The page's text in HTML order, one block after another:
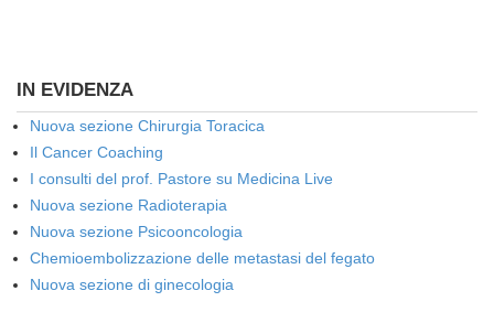
IN EVIDENZA
Nuova sezione Chirurgia Toracica
Il Cancer Coaching
I consulti del prof. Pastore su Medicina Live
Nuova sezione Radioterapia
Nuova sezione Psicooncologia
Chemioembolizzazione delle metastasi del fegato
Nuova sezione di ginecologia